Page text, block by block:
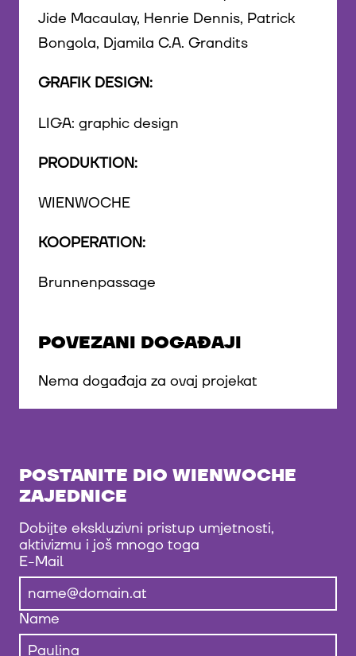
Jide Macaulay, Henrie Dennis, Patrick
Bongola, Djamila C.A. Grandits
GRAFIK DESIGN:
LIGA: graphic design
PRODUKTION:
WIENWOCHE
KOOPERATION:
Brunnenpassage
POVEZANI DOGAĐAJI
Nema događaja za ovaj projekat
POSTANITE DIO WIENWOCHE
ZAJEDNICE
Dobijte ekskluzivni pristup umjetnosti,
aktivizmu i još mnogo toga
E-Mail
Name